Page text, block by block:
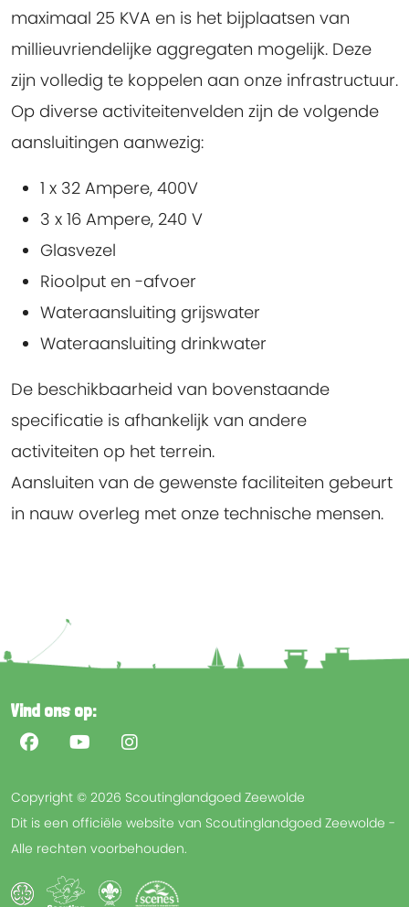
maximaal 25 KVA en is het bijplaatsen van
millieuvriendelijke aggregaten mogelijk. Deze
zijn volledig te koppelen aan onze infrastructuur.
Op diverse activiteitenvelden zijn de volgende
aansluitingen aanwezig:
1 x 32 Ampere, 400V
3 x 16 Ampere, 240 V
Glasvezel
Rioolput en -afvoer
Wateraansluiting grijswater
Wateraansluiting drinkwater
De beschikbaarheid van bovenstaande
specificatie is afhankelijk van andere
activiteiten op het terrein.
Aansluiten van de gewenste faciliteiten gebeurt
in nauw overleg met onze technische mensen.
Vind ons op:
Copyright © 2026 Scoutinglandgoed Zeewolde
Dit is een officiële website van Scoutinglandgoed Zeewolde -
Alle rechten voorbehouden.